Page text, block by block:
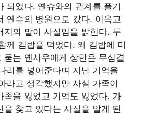
되었다. 옌슈와의 관계를 풀기
옌슈의 병원으로 갔다. 이윽고
지의 말이 사실임을 밝힌다. 두
께 김밥을 먹었다. 왜 김밥에 미
묻는 옌시우에게 상만은 무심결
리를 넣어준다며 지난 기억을
라고 생각했지만 사실 가족이
족을 잃었고 기억도 잃었다. 가
을 찾고 있다는 사실을 알게 된